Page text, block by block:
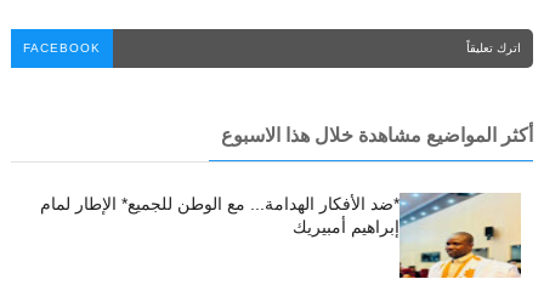
اترك تعليقاً FACEBOOK
أكثر المواضيع مشاهدة خلال هذا الاسبوع
*ضد الأفكار الهدامة... مع الوطن للجميع* الإطار لمام
إبراهيم أمبيريك